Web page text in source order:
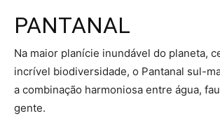
PANTANAL
Na maior planície inundável do planeta,
incrível biodiversidade, o Pantanal sul-
a combinação harmoniosa entre água,
gente.